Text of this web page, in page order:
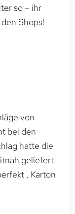
so – ihr
Shops!
von
bei den
hatte die
geliefert.
, Karton